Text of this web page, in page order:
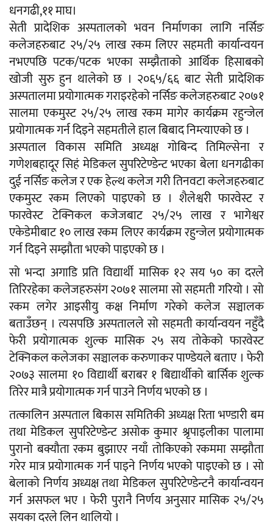
धनगढी,११ माघ।
सेती प्रादेशिक अस्पतालको भवन निर्माणका लागि नर्सिङ
कलेजहरुबाट २५/२५ लाख रकम लिएर सहमती कार्यान्वयन
नभएपछि पटक/पटक भएका सम्झैताको आर्थिक हिसाबको
खोजी सुरु हुन थालेको छ । २०६५/६६ बाट सेती प्रादेशिक
अस्पतालमा प्रयोगात्मक गराइरहेको नर्सिङ कलेजहरुबाट २०७१
सालमा एकमुस्ट २५/२५ लाख रकम मागेर कार्यक्रम रहुन्जेल
प्रयोगात्मक गर्न दिइने सहमतीले हाल बिबाद निम्त्याएको छ ।
अस्पताल विकास समिति अध्यक्ष गोबिन्द तिमिल्सेना र
गणेशबहादूर सिहं मेडिकल सुपरिटेण्डेन्ट भएका बेला धनगढीका
दुई नर्सिङ कलेज र एक हेल्थ कलेज गरी तिनवटा कलेजहरुबाट
एकमुस्ट रकम लिएको पाइएको छ । शैलेश्वरी फारवेस्ट र
फारवेस्ट टेक्निकल कजेजबाट २५/२५ लाख र भागेश्वर
एकेडेमीबाट १० लाख रकम लिएर कार्यक्रम रहुन्जेल प्रयोगात्मक
गर्न दिइने सम्झौता भएको पाइएको छ ।
सो भन्दा अगाडि प्रति विद्यार्थी मासिक १२ सय ५० का दरले
तिरिरहेका कलेजहरुसंग २०७१ सालमा सो सहमती गरियो । सो
रकम लगेर आइसीयु कक्ष निर्माण गरेको कलेज सञ्चालक
बताउँछन् । त्यसपछि अस्पतालले सो सहमती कार्यान्वयन नहुँदै
फेरी प्रयोगात्मक शुल्क मासिक २५ सय तोकेको फारवेस्ट
टेक्निकल कलेजका सञ्चालक करुणाकर पाण्डेयले बताए । फेरी
२०७३ सालमा १० विद्यार्थी बराबर १ बिद्यार्थीको बार्सिक शुल्क
तिरेर मात्रै प्रयोगात्मक गर्न पाउने निर्णय भएको छ ।
तत्कालिन अस्पताल बिकास समितिकी अध्यक्ष रिता भण्डारी बम
तथा मेडिकल सुपरिटेण्डेन्ट असोक कुमार श्रृपाइलीका पालामा
पुरानो बक्यौता रकम बुझाएर नयाँ तोकिएको रकममा सम्झौता
गरेर मात्र प्रयोगात्मक गर्न पाइने निर्णय भएको पाइएको छ । सो
बेलाको निर्णय अध्यक्ष तथा मेडिकल सुपरिटेण्डेन्टनै कार्यान्वयन
गर्न असफल भए । फेरी पुरानै निर्णय अनुसार मासिक २५/२५
सयका दरले लिन थालियो ।